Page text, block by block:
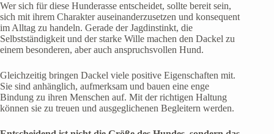
Wer sich für diese Hunderasse entscheidet, sollte bereit sein,
sich mit ihrem Charakter auseinanderzusetzen und konsequent
im Alltag zu handeln. Gerade der Jagdinstinkt, die
Selbstständigkeit und der starke Wille machen den Dackel zu
einem besonderen, aber auch anspruchsvollen Hund.
Gleichzeitig bringen Dackel viele positive Eigenschaften mit.
Sie sind anhänglich, aufmerksam und bauen eine enge
Bindung zu ihren Menschen auf. Mit der richtigen Haltung
können sie zu treuen und ausgeglichenen Begleitern werden.